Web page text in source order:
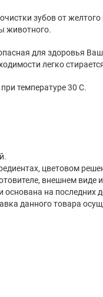
зубов от
животного.
для здоровья
легко
температуре 30 С.
цветовом
внешнем виде
основана на последних
данного товара